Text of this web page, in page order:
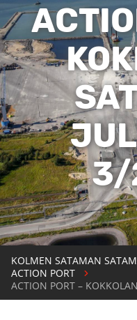
3/
KOLMEN SATAMAN
ACTION PORT
ACTION PORT –